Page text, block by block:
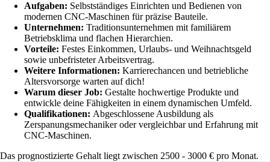
Aufgaben: Selbstständiges Einrichten und Bedienen von
modernen CNC-Maschinen für präzise Bauteile.
Unternehmen: Traditionsunternehmen mit familiärem
Betriebsklima und flachen Hierarchien.
Vorteile: Festes Einkommen, Urlaubs- und Weihnachtsgeld
sowie unbefristeter Arbeitsvertrag.
Weitere Informationen: Karrierechancen und betriebliche
Altersvorsorge warten auf dich!
Warum dieser Job: Gestalte hochwertige Produkte und
entwickle deine Fähigkeiten in einem dynamischen Umfeld.
Qualifikationen: Abgeschlossene Ausbildung als
Zerspanungsmechaniker oder vergleichbar und Erfahrung mit
CNC-Maschinen.
Das prognostizierte Gehalt liegt zwischen 2500 - 3000 € pro Monat.